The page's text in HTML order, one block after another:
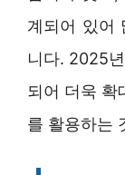
계되어 있어
니다. 2025
되어 더욱 확
를 활용하는